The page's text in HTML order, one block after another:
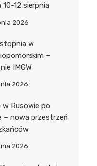
10-12 sierpnia
2026
w
–
IMGW
2026
w Rusowie po
– nowa przestrzeń
2026